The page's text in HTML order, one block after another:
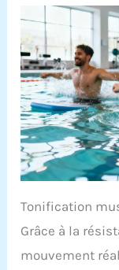
Tonification
Grâce à la
mouvement